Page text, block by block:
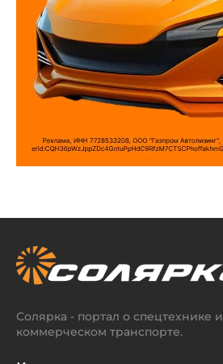
Солярка - портал о спецтехнике и
коммерческом транспорте.